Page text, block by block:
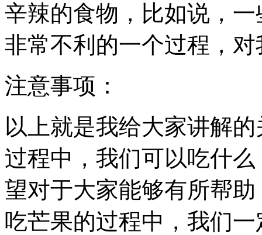
辛辣的食物，比如说，
非常不利的一个过程，
注意事项：
以上就是我给大家讲解
过程中，我们可以吃什
望对于大家能够有所帮
吃芒果的过程中，我们